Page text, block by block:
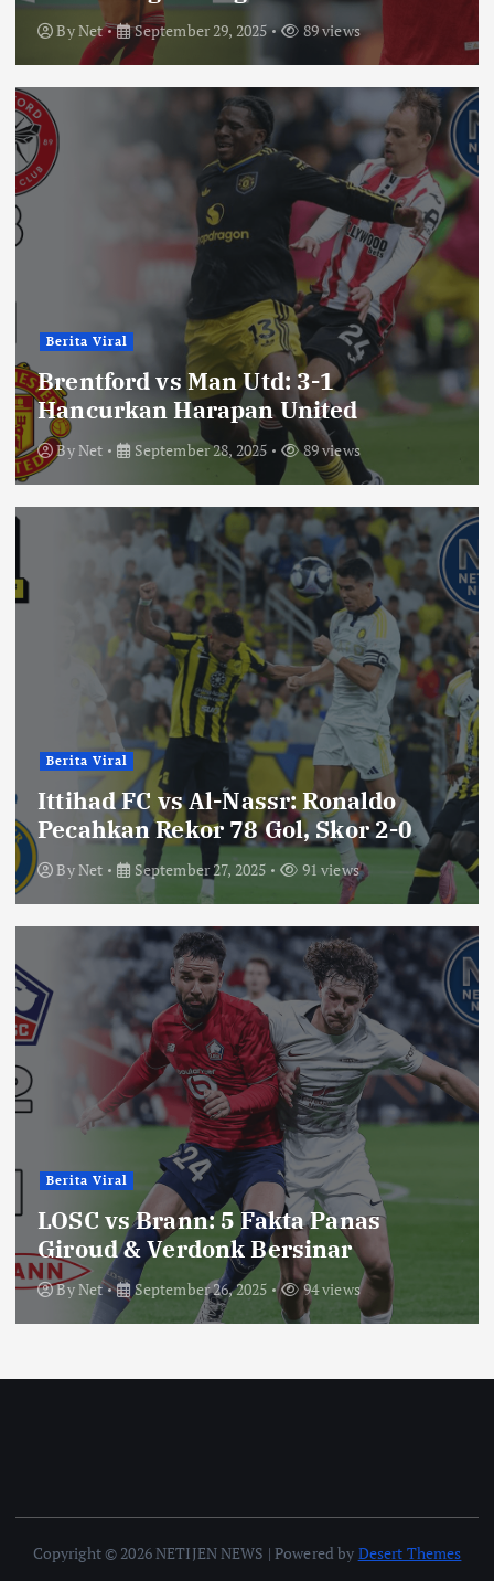
ByNet September 29, 2025 89 views
Berita Viral
Brentford vs Man Utd: 3-1
Hancurkan Harapan United
ByNet September 28, 2025 89 views
Berita Viral
Ittihad FC vs Al-Nassr: Ronaldo
Pecahkan Rekor 78 Gol, Skor 2-0
ByNet September 27, 2025 91 views
Berita Viral
LOSC vs Brann: 5 Fakta Panas
Giroud & Verdonk Bersinar
ByNet September 26, 2025 94 views
Copyright © 2026 NETIJEN NEWS | Powered by Desert Themes